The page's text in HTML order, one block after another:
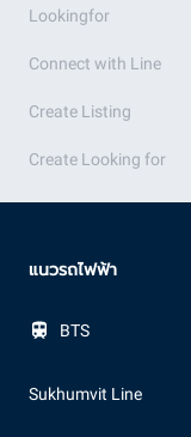
Lookingfor
Connect with Line
Create Listing
Create Looking for
แนวรถไฟฟ้า
BTS
Sukhumvit Line